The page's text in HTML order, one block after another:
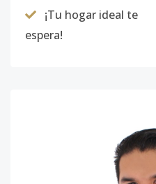
¡Tu hogar ideal te
espera!